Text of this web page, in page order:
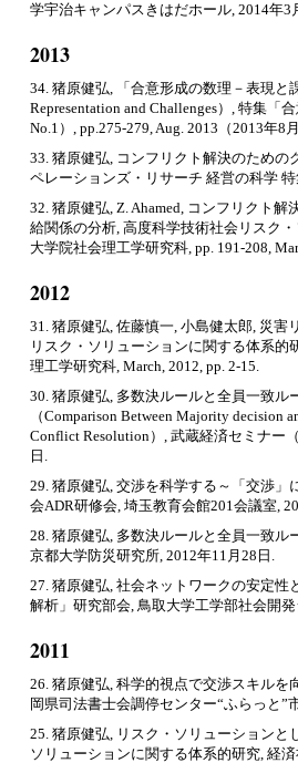
学宇治キャンパスきはだホール, 2014年3
2013
34. 猪原健弘, 「合意形成の数理－表現と
Representation and Challenges）, 特集「
No.1）, pp.275-279, Aug. 2013（2013年8
33. 猪原健弘, コンフリクト解決のための
ペレーションズ・リサーチ 経営の科学 特
32. 猪原健弘, Z. Ahamed, コンフリクト
給関係の分析, 高度科学技術社会リスク
大学院社会理工学研究科, pp. 191-208,
2012
31. 猪原健弘, 佐藤慎一, 小島健太郎, 災
リスク・ソリューションに関する体系
理工学研究科, March, 2012, pp. 2-15.
30. 猪原健弘, 多数決ルールと全員一致
（Comparison Between Majority decision
Conflict Resolution）, 武蔵経済セミナー
日.
29. 猪原健弘, 交渉を科学する～「交渉
会ADR研修会, 埼玉教育会館201会議室,
28. 猪原健弘, 多数決ルールと全員一致
京都大学防災研究所, 2012年11月28日.
27. 猪原健弘, 社会ネットワークの安定
解析」研究部会, 鳥取大学工学部社会開
2011
26. 猪原健弘, 科学的視点で交渉スキル
岡県司法書士会調停センター“ふらっと
25. 猪原健弘, リスク・ソリューションと
ソリューションに関する体系的研究, 経